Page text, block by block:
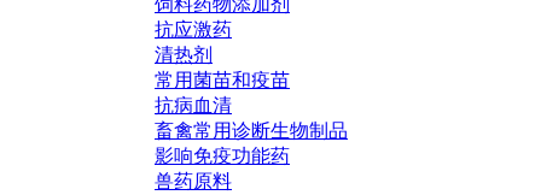
饲料药物添加剂
抗应激药
清热剂
常用菌苗和疫苗
抗病血清
畜禽常用诊断生物制品
影响免疫功能药
兽药原料